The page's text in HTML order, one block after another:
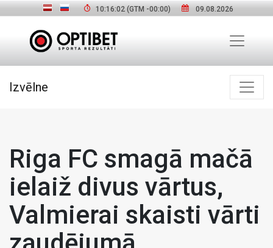
10:16:03(GTM -00:00) 09.08.2026
Izvēlne
Riga FC smagā mačā
ielaiž divus vārtus,
Valmierai skaisti vārti